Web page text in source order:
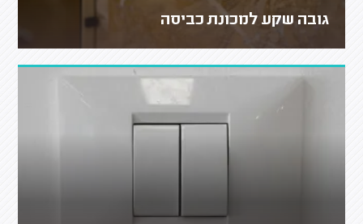
גובה שקע למכונת כביסה